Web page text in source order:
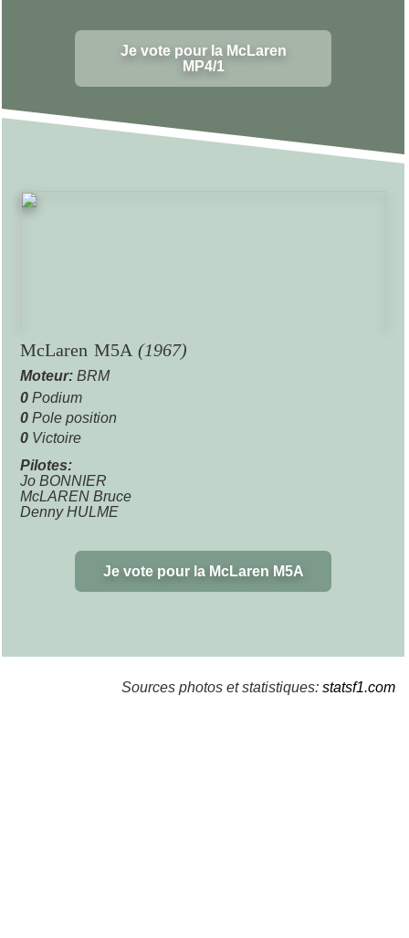
Je vote pour la McLaren
MP4/1
McLaren M5A (1967)
Moteur: BRM
0 Podium
0 Pole position
0 Victoire
Pilotes:
Jo BONNIER
McLAREN Bruce
Denny HULME
Je vote pour la McLaren M5A
Sources photos et statistiques: statsf1.com